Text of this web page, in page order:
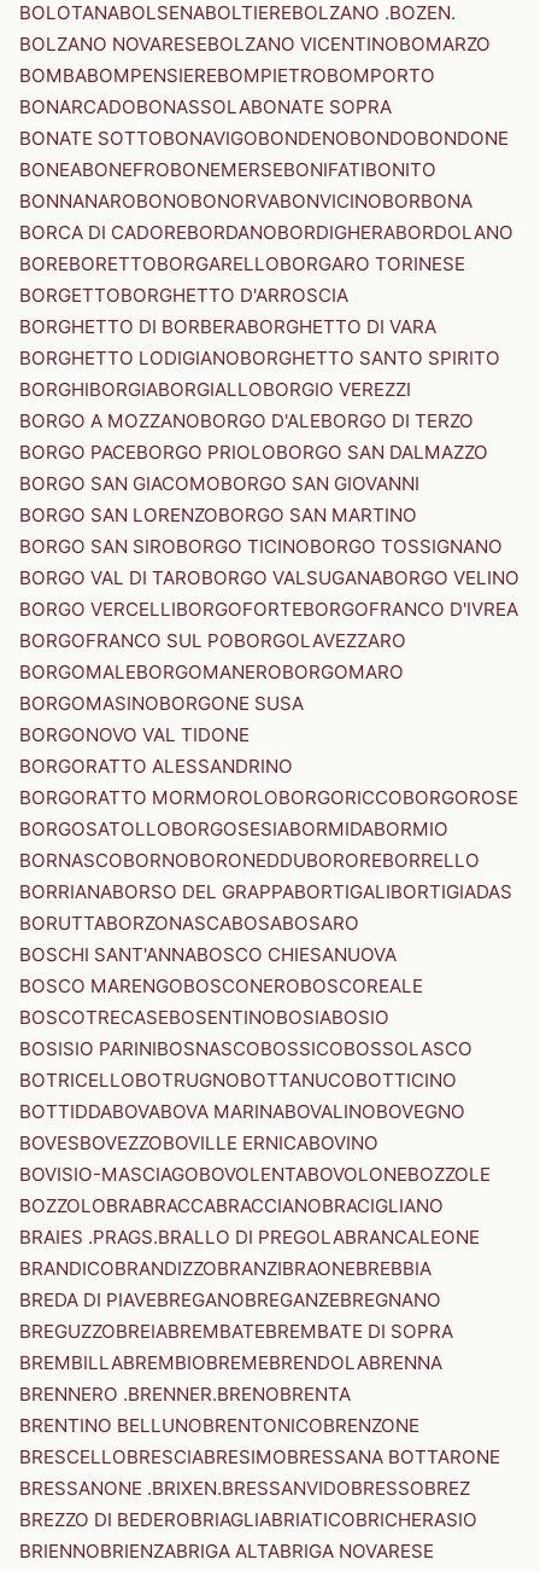
BOLOTANABOLSENABOLTIEREBOLZANO .BOZEN.
BOLZANO NOVARESEBOLZANO VICENTINOBOMARZO
BOMBABOMPENSIEREBOMPIETROBOMPORTO
BONARCADOBONASSOLABONATE SOPRA
BONATE SOTTOBONAVIGOBONDENOBONDOBONDONE
BONEABONEFROBONEMERSEBONIFATIBONITO
BONNANAROBONOBONORVABONVICINOBORBONA
BORCA DI CADOREBORDANOBORDIGHERABORDOLANO
BOREBORETTOBORGARELLOBORGARO TORINESE
BORGETTOBORGHETTO D'ARROSCIA
BORGHETTO DI BORBERABORGHETTO DI VARA
BORGHETTO LODIGIANOBORGHETTO SANTO SPIRITO
BORGHIBORGIABORGIALLOBORGIO VEREZZI
BORGO A MOZZANOBORGO D'ALEBORGO DI TERZO
BORGO PACEBORGO PRIOLOBORGO SAN DALMAZZO
BORGO SAN GIACOMOBORGO SAN GIOVANNI
BORGO SAN LORENZOBORGO SAN MARTINO
BORGO SAN SIROBORGO TICINOBORGO TOSSIGNANO
BORGO VAL DI TAROBORGO VALSUGANABORGO VELINO
BORGO VERCELLIBORGOFORTEBORGOFRANCO D'IVREA
BORGOFRANCO SUL POBORGOLAVEZZARO
BORGOMALEBORGOMANEROBORGOMARO
BORGOMASINOBORGONE SUSA
BORGONOVO VAL TIDONE
BORGORATTO ALESSANDRINO
BORGORATTO MORMOROLOBORGORICCOBORGOROSE
BORGOSATOLLOBORGOSESIABORMIDABORMIO
BORNASCOBORNOBORONEDDUBOROREBORRELLO
BORRIANABORSO DEL GRAPPABORTIGALIBORTIGIADAS
BORUTTABORZONASCABOSABOSARO
BOSCHI SANT'ANNABOSCO CHIESANUOVA
BOSCO MARENGOBOSCONEROBOSCOREALE
BOSCOTRECASEBOSENTINOBOSIABOSIO
BOSISIO PARINIBOSNASCOBOSSICOBOSSOLASCO
BOTRICELLOBOTRUGNOBOTTANUCOBOTTICINO
BOTTIDDABOVABOVA MARINABOVALINOBOVEGNO
BOVESBOVEZZOBOVILLE ERNICABOVINO
BOVISIO-MASCIAGOBOVOLENTABOVOLONEBOZZOLE
BOZZOLOBRABRACCABRACCIANOBRACIGLIANO
BRAIES .PRAGS.BRALLO DI PREGOLABRANCALEONE
BRANDICOBRANDIZZOBRANZIBRAONEBREBBIA
BREDA DI PIAVEBREGANOBREGANZEBREGNANO
BREGUZZOBREIABREMBATEBREMBATE DI SOPRA
BREMBILLABREMBIOBREMEBRENDOLABRENNA
BRENNERO .BRENNER.BRENOBRENTA
BRENTINO BELLUNOBRENTONICOBRENZONE
BRESCELLOBRESCIABRESIMOBRESSANA BOTTARONE
BRESSANONE .BRIXEN.BRESSANVIDOBRESSOBREZ
BREZZO DI BEDEROBRIAGLIABRIATICOBRICHERASIO
BRIENNOBRIENZABRIGA ALTABRIGA NOVARESE